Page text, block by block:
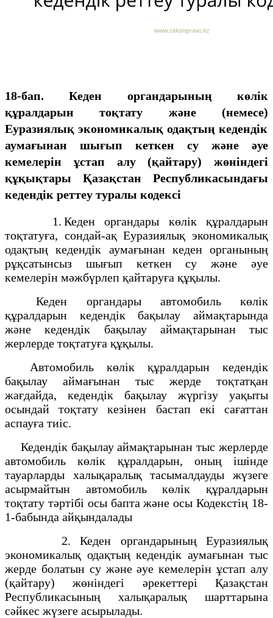
18-бап. Кеден органдарының көлік
құралдарын тоқтату және (немесе)
Еуразиялық экономикалық одақтың кедендік
аумағынан шығып кеткен су және әуе
кемелерін ұстап алу (қайтару) жөніндегі
құқықтары Қазақстан Республикасындағы
кедендік реттеу туралы кодексі
1. Кеден органдары көлік құралдарын
тоқтатуға, сондай-ақ Еуразиялық экономикалық
одақтың кедендік аумағынан кеден органының
рұқсатынсыз шығып кеткен су және әуе
кемелерін мәжбүрлеп қайтаруға құқылы.
Кеден органдары автомобиль көлік
құралдарын кедендік бақылау аймақтарында
және кедендік бақылау аймақтарынан тыс
жерлерде тоқтатуға құқылы.
Автомобиль көлік құралдарын кедендік
бақылау аймағынан тыс жерде тоқтатқан
жағдайда, кедендік бақылау жүргізу уақыты
осындай тоқтату кезінен бастап екі сағаттан
аспауға тиіс.
Кедендік бақылау аймақтарынан тыс жерлерде
автомобиль көлік құралдарын, оның ішінде
тауарларды халықаралық тасымалдауды жүзеге
асырмайтын автомобиль көлік құралдарын
тоқтату тәртібі осы бапта және осы Кодекстің 18-
1-бабында айқындалады
2. Кеден органдарының Еуразиялық
экономикалық одақтың кедендік аумағынан тыс
жерде болатын су және әуе кемелерін ұстап алу
(қайтару) жөніндегі әрекеттері Қазақстан
Республикасының халықаралық шарттарына
сәйкес жүзеге асырылады.